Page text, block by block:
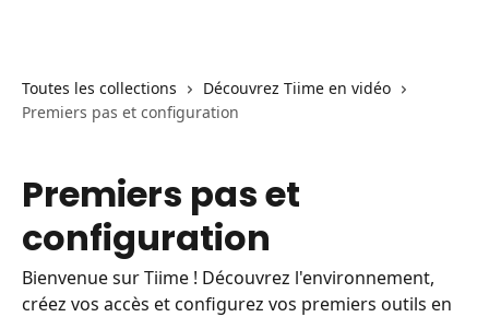
Toutes les collections
Découvrez Tiime en vidéo
Premiers pas et configuration
Premiers pas et
configuration
Bienvenue sur Tiime ! Découvrez l'environnement,
créez vos accès et configurez vos premiers outils en